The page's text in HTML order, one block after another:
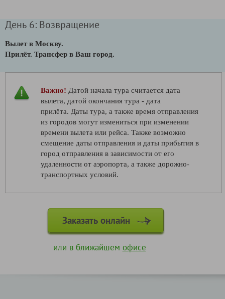
День 6: Возвращение
Вылет в Москву.
Прилёт. Трансфер в Ваш город.
Важно! Датой начала тура считается дата
вылета, датой окончания тура - дата
прилёта. Даты тура, а также время отправления
из городов могут измениться при изменении
времени вылета или рейса. Также возможно
смещение даты отправления и даты прибытия в
город отправления в зависимости от его
удаленности от аэропорта, а также дорожно-
транспортных условий.
Заказать онлайн
или в ближайшем офисе